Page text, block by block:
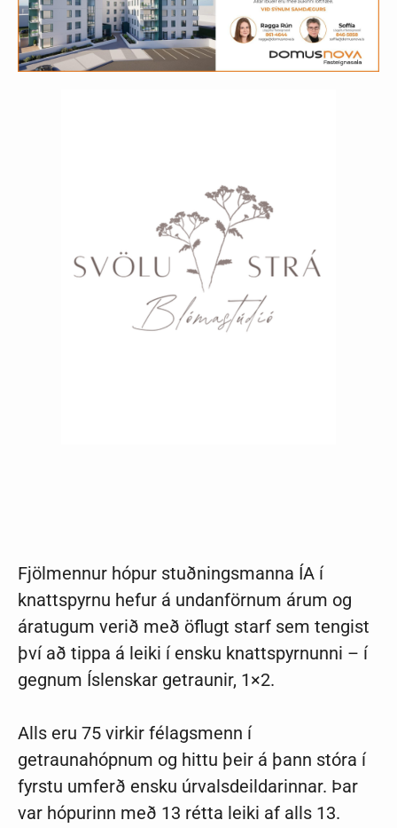
Fjölmennur hópur stuðningsmanna ÍA í
knattspyrnu hefur á undanförnum árum og
áratugum verið með öflugt starf sem tengist
því að tippa á leiki í ensku knattspyrnunni – í
gegnum Íslenskar getraunir, 1×2.
Alls eru 75 virkir félagsmenn í
getraunahópnum og hittu þeir á þann stóra í
fyrstu umferð ensku úrvalsdeildarinnar. Þar
var hópurinn með 13 rétta leiki af alls 13.